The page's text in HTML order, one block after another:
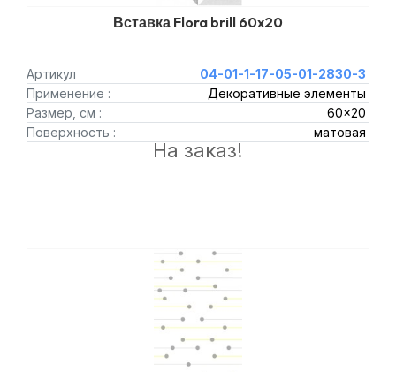
Вставка Flora brill 60x20
Артикул
04-01-1-17-05-01-2830-3
Применение :
Декоративные элементы
Размер, см :
60x20
Поверхность :
матовая
На заказ!